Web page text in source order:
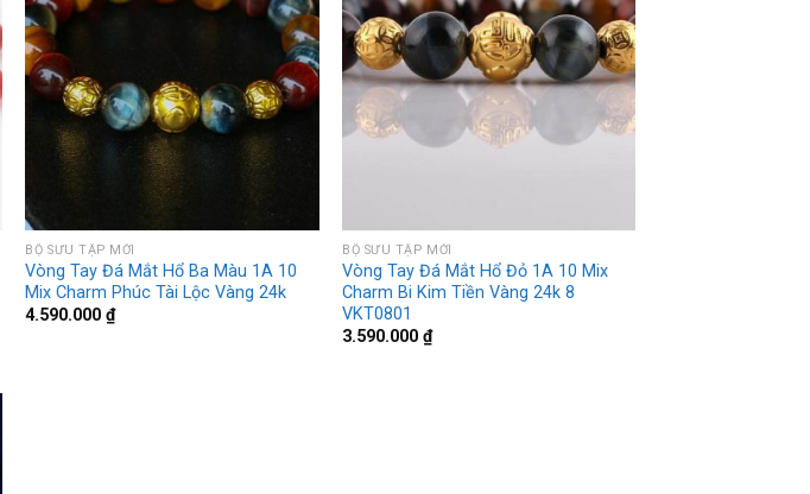
BỘ SƯU TẬP MỚI
Vòng Tay Đá Mắt Hổ Ba Màu 1A 10
Mix Charm Phúc Tài Lộc Vàng 24k
4.590.000₫
BỘ SƯU TẬP MỚI
Vòng Tay Đá Mắt Hổ Đỏ 1A 10 Mix
Charm Bi Kim Tiền Vàng 24k 8
VKT0801
3.590.000₫